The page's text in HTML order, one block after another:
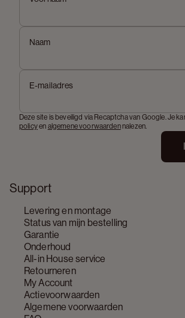
Support
Levering en montage
Status van mijn bestelling
Garantie
Onderhoud
All-in House service
Retourneren
My Account
Actievoorwaarden
Algemene voorwaarden
Naam
E-mailadres
Deze site is beveiligd via Recaptcha van Google. Je
policyen algemene voorwaardennalezen.